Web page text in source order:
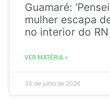
Guamaré:
mulher escapa
no interior do RN
VER MATÉRIA »
30 de julho de 2026